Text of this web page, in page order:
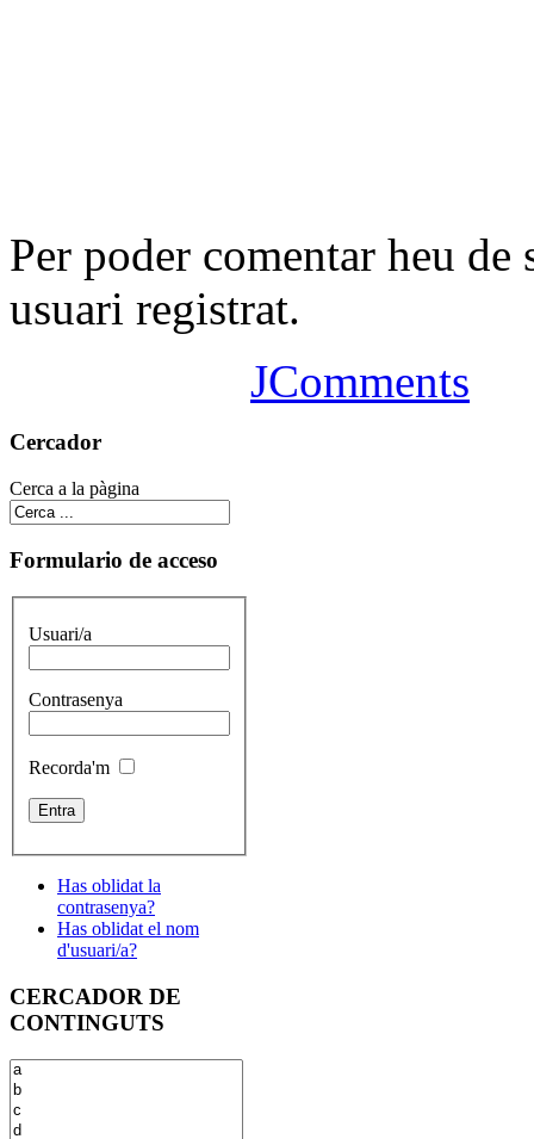
Per poder comentar heu de
usuari registrat.
JComments
Cercador
Cerca a la pàgina
Formulario de acceso
Usuari/a
Contrasenya
Recorda'm
Has oblidat la
contrasenya?
Has oblidat el nom
d'usuari/a?
CERCADOR DE
CONTINGUTS